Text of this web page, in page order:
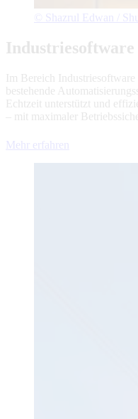
© Shazrul Edwan /
Industriesoftware
Im Bereich
bestehende
Echtzeit unterstützt und
– mit maximaler
Mehr erfahren